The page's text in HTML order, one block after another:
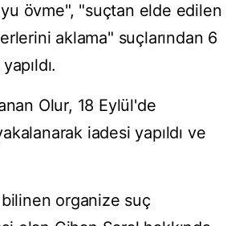
övme", "suçtan elde edilen
aklama" suçlarından 6
Olur, 18 Eylül'de
iadesi yapıldı ve
organize suç